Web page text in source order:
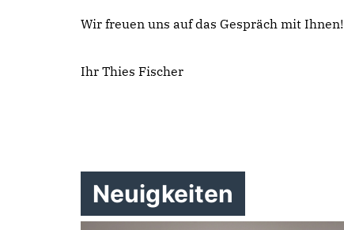
Wir freuen uns auf das Gespräch mit Ihnen!
Ihr Thies Fischer
Neuigkeiten